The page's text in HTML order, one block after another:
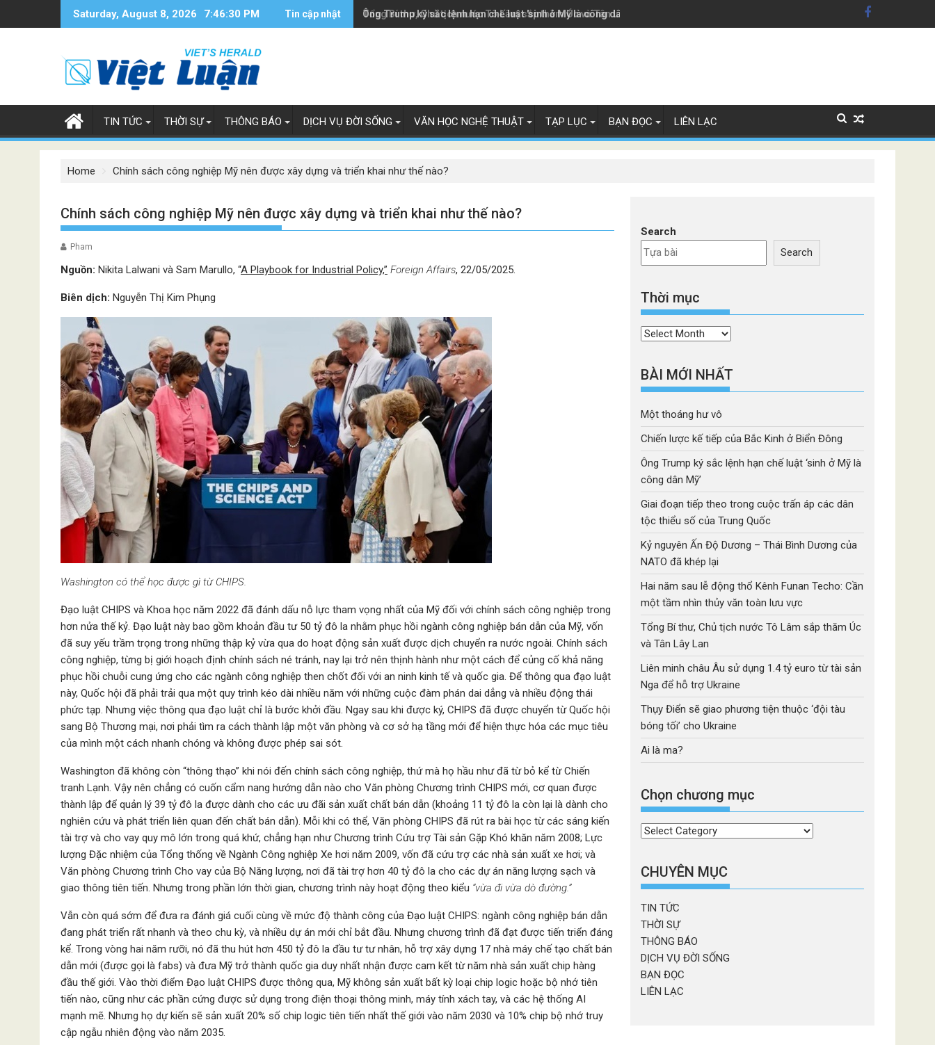
Saturday, August 8, 2026 7:46:31 PM Tin cập nhật Ông Trump ký sắc lệnh hạn chế luật 'sinh ở Mỹ là công dân Mỹ'
Tổng Bí thư, Chủ tịch nước Tô Lâm sắp thăm Úc và Tân Lây Lan
TIN TỨC THỜI SỰ THÔNG BÁO DỊCH VỤ ĐỜI SỐNG VĂN HỌC NGHỆ THUẬT TẠP LỤC BẠN ĐỌC LIÊN LẠC
Home Chính sách công nghiệp Mỹ nên được xây dựng và triển khai như thế nào?
Chính sách công nghiệp Mỹ nên được xây dựng và triển khai như thế nào?
Pham
Nguồn: Nikita Lalwani và Sam Marullo, “A Playbook for Industrial Policy,” Foreign Affairs, 22/05/2025.
Biên dịch: Nguyễn Thị Kim Phụng
Washington có thể học được gì từ CHIPS.
Đạo luật CHIPS và Khoa học năm 2022 đã đánh dấu nỗ lực tham vọng nhất của Mỹ đối với chính sách công nghiệp trong
hơn nửa thế kỷ. Đạo luật này bao gồm khoản đầu tư 50 tỷ đô la nhằm phục hồi ngành công nghiệp bán dẫn của Mỹ, vốn
đã suy yếu trầm trọng trong những thập kỷ vừa qua do hoạt động sản xuất được dịch chuyển ra nước ngoài. Chính sách
công nghiệp, từng bị giới hoạch định chính sách né tránh, nay lại trở nên thịnh hành như một cách để củng cố khả năng
phục hồi chuỗi cung ứng cho các ngành công nghiệp then chốt đối với an ninh kinh tế và quốc gia. Để thông qua đạo luật
này, Quốc hội đã phải trải qua một quy trình kéo dài nhiều năm với những cuộc đàm phán dai dẳng và nhiều động thái
phức tạp. Nhưng việc thông qua đạo luật chỉ là bước khởi đầu. Ngay sau khi được ký, CHIPS đã được chuyển từ Quốc hội
sang Bộ Thương mại, nơi phải tìm ra cách thành lập một văn phòng và cơ sở hạ tầng mới để hiện thực hóa các mục tiêu
của mình một cách nhanh chóng và không được phép sai sót.
Washington đã không còn “thông thạo” khi nói đến chính sách công nghiệp, thứ mà họ hầu như đã từ bỏ kể từ Chiến
tranh Lạnh. Vậy nên chẳng có cuốn cẩm nang hướng dẫn nào cho Văn phòng Chương trình CHIPS mới, cơ quan được
thành lập để quản lý 39 tỷ đô la được dành cho các ưu đãi sản xuất chất bán dẫn (khoảng 11 tỷ đô la còn lại là dành cho
nghiên cứu và phát triển liên quan đến chất bán dẫn). Mỗi khi có thể, Văn phòng CHIPS đã rút ra bài học từ các sáng kiến
tài trợ và cho vay quy mô lớn trong quá khứ, chẳng hạn như Chương trình Cứu trợ Tài sản Gặp Khó khăn năm 2008; Lực
lượng Đặc nhiệm của Tổng thống về Ngành Công nghiệp Xe hơi năm 2009, vốn đã cứu trợ các nhà sản xuất xe hơi; và
Văn phòng Chương trình Cho vay của Bộ Năng lượng, nơi đã tài trợ hơn 40 tỷ đô la cho các dự án năng lượng sạch và
giao thông tiên tiến. Nhưng trong phần lớn thời gian, chương trình này hoạt động theo kiểu “vừa đi vừa dò đường.”
Vẫn còn quá sớm để đưa ra đánh giá cuối cùng về mức độ thành công của Đạo luật CHIPS: ngành công nghiệp bán dẫn
đang phát triển rất nhanh và theo chu kỳ, và nhiều dự án mới chỉ bắt đầu. Nhưng chương trình đã đạt được tiến triển đáng
kể. Trong vòng hai năm rưỡi, nó đã thu hút hơn 450 tỷ đô la đầu tư tư nhân, hỗ trợ xây dựng 17 nhà máy chế tạo chất bán
dẫn mới (được gọi là fabs) và đưa Mỹ trở thành quốc gia duy nhất nhận được cam kết từ năm nhà sản xuất chip hàng
đầu thế giới. Vào thời điểm Đạo luật CHIPS được thông qua, Mỹ không sản xuất bất kỳ loại chip logic hoặc bộ nhớ tiên
tiến nào, cũng như các phần cứng được sử dụng trong điện thoại thông minh, máy tính xách tay, và các hệ thống AI
mạnh mẽ. Nhưng họ dự kiến sẽ sản xuất 20% số chip logic tiên tiến nhất thế giới vào năm 2030 và 10% chip bộ nhớ truy
cập ngẫu nhiên động vào năm 2035.
Search
Search
Thời mục
Thời
BÀI MỚI NHẤT
Một thoáng hư vô
Chiến lược kế tiếp của Bắc Kinh ở Biển Đông
Ông Trump ký sắc lệnh hạn chế luật ‘sinh ở Mỹ là
công dân Mỹ’
Giai đoạn tiếp theo trong cuộc trấn áp các dân
tộc thiểu số của Trung Quốc
Kỷ nguyên Ấn Độ Dương – Thái Bình Dương của
NATO đã khép lại
Hai năm sau lễ động thổ Kênh Funan Techo: Cần
một tầm nhìn thủy văn toàn lưu vực
Tổng Bí thư, Chủ tịch nước Tô Lâm sắp thăm Úc
và Tân Lây Lan
Liên minh châu Âu sử dụng 1.4 tỷ euro từ tài sản
Nga để hỗ trợ Ukraine
Thụy Điển sẽ giao phương tiện thuộc ‘đội tàu
bóng tối’ cho Ukraine
Ai là ma?
Chọn chương mục
Chọn
mục
CHUYÊN MỤC
TIN TỨC
THỜI SỰ
THÔNG BÁO
DỊCH VỤ ĐỜI SỐNG
BẠN ĐỌC
LIÊN LẠC